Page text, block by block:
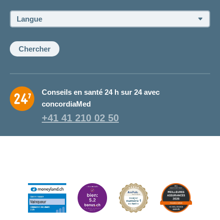
ou
de
conseillère:
Langue:
Chercher
Conseils en santé 24 h sur 24 avec
concordiaMed
+41 41 210 02 50